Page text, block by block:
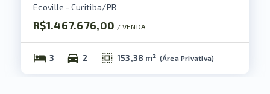
Ecoville - Curitiba/PR
R$1.467.676,00 / VENDA
3 2 153,38 m² (Área Privativa)